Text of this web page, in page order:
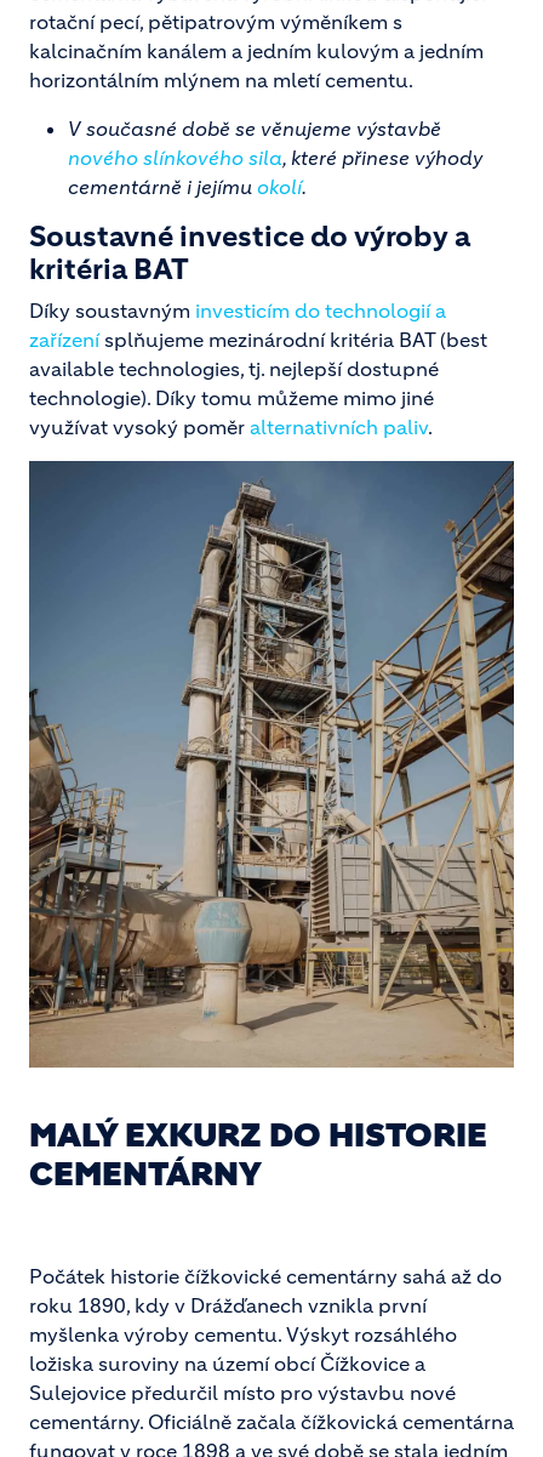
rotační pecí, pětipatrovým výměníkem s
kalcinačním kanálem a jedním kulovým a jedním
horizontálním mlýnem na mletí cementu.
V současné době se věnujeme výstavbě
nového slínkového sila, které přinese výhody
cementárně i jejímu okolí.
Soustavné investice do výroby a
kritéria BAT
Díky soustavným investicím do technologií a
zařízenísplňujeme mezinárodní kritéria BAT (best
available technologies, tj. nejlepší dostupné
technologie). Díky tomu můžeme mimo jiné
využívat vysoký poměr alternativních paliv.
MALÝ EXKURZ DO HISTORIE
CEMENTÁRNY
Počátek historie čížkovické cementárny sahá až do
roku 1890, kdy v Drážďanech vznikla první
myšlenka výroby cementu. Výskyt rozsáhlého
ložiska suroviny na území obcí Čížkovice a
Sulejovice předurčil místo pro výstavbu nové
cementárny. Oficiálně začala čížkovická cementárna
fungovat v roce 1898 a ve své době se stala jedním